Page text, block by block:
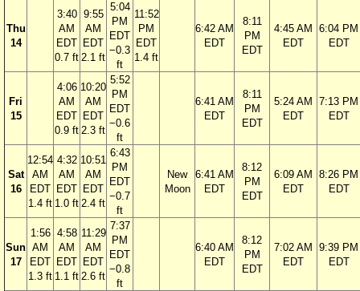
Thu
14
3:40
AM
EDT
0.7 ft
9:55
AM
EDT
2.1 ft
5:04
PM
EDT
−0.3
ft
11:52
PM
EDT
1.4 ft
6:42 AM
EDT
8:11
PM
EDT
4:45 AM
EDT
6:04 PM
EDT
Fri
15
4:06
AM
EDT
0.9 ft
10:20
AM
EDT
2.3 ft
5:52
PM
EDT
−0.6
ft
6:41 AM
EDT
8:11
PM
EDT
5:24 AM
EDT
7:13 PM
EDT
Sat
16
12:54
AM
EDT
1.4 ft
4:32
AM
EDT
1.0 ft
10:51
AM
EDT
2.4 ft
6:43
PM
EDT
−0.7
ft
New
Moon
6:41 AM
EDT
8:12
PM
EDT
6:09 AM
EDT
8:26 PM
EDT
Sun
17
1:56
AM
EDT
1.3 ft
4:58
AM
EDT
1.1 ft
11:29
AM
EDT
2.6 ft
7:37
PM
EDT
−0.8
ft
6:40 AM
EDT
8:12
PM
EDT
7:02 AM
EDT
9:39 PM
EDT